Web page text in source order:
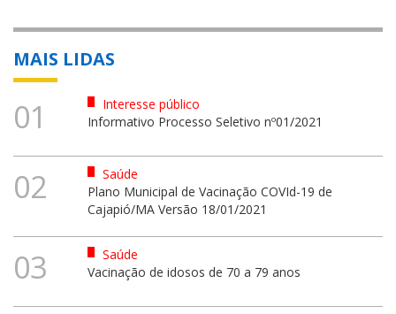
MAIS LIDAS
01
Interesse público
Informativo Processo Seletivo nº01/2021
02
Saúde
Plano Municipal de Vacinação COVId-19 de
Cajapió/MA Versão 18/01/2021
03
Saúde
Vacinação de idosos de 70 a 79 anos